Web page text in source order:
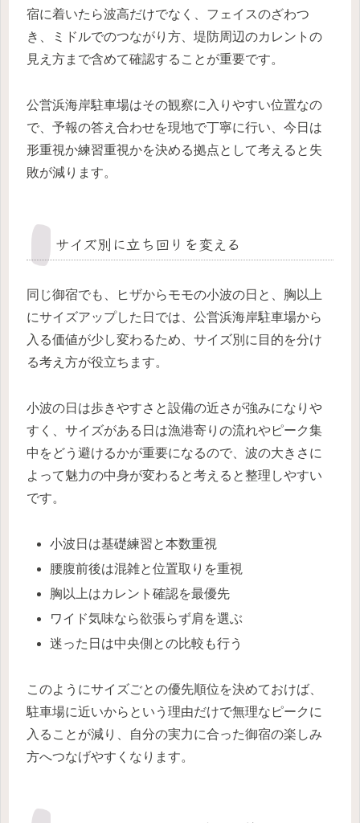
宿に着いたら波高だけでなく、フェイスのざわつ
き、ミドルでのつながり方、堤防周辺のカレントの
見え方まで含めて確認することが重要です。
公営浜海岸駐車場はその観察に入りやすい位置なの
で、予報の答え合わせを現地で丁寧に行い、今日は
形重視か練習重視かを決める拠点として考えると失
敗が減ります。
サイズ別に立ち回りを変える
同じ御宿でも、ヒザからモモの小波の日と、胸以上
にサイズアップした日では、公営浜海岸駐車場から
入る価値が少し変わるため、サイズ別に目的を分け
る考え方が役立ちます。
小波の日は歩きやすさと設備の近さが強みになりや
すく、サイズがある日は漁港寄りの流れやピーク集
中をどう避けるかが重要になるので、波の大きさに
よって魅力の中身が変わると考えると整理しやすい
です。
小波日は基礎練習と本数重視
腰腹前後は混雑と位置取りを重視
胸以上はカレント確認を最優先
ワイド気味なら欲張らず肩を選ぶ
迷った日は中央側との比較も行う
このようにサイズごとの優先順位を決めておけば、
駐車場に近いからという理由だけで無理なピークに
入ることが減り、自分の実力に合った御宿の楽しみ
方へつなげやすくなります。